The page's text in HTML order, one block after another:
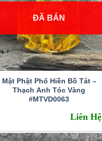
ĐÃ BÁN
Mặt Phật Phổ Hiền Bồ Tát –
Thạch Anh Tóc Vàng
#MTVD0063
Liên Hệ